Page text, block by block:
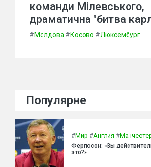
команди Мілевського,
драматична "битва
#Молдова #Косово #Люксембург
Популярне
#Мир #Англия #
Фергюсон: «Вы
это?»